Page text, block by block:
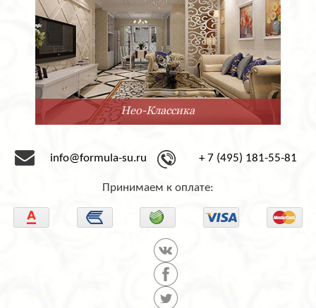
Минимализм
info@formula-su.ru + 7 (495) 181-55-81
Принимаем к оплате: